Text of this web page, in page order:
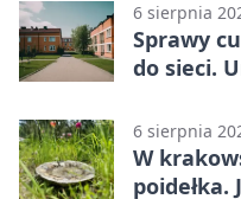
6 sierpnia
Sprawy
do sieci.
6 sierpnia
W
poidełka.